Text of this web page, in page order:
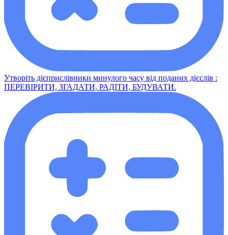
Утворіть дієприслівники минулого часу від поданих дієслів :
ПЕРЕВІРИТИ, ЗГАДАТИ, РАДІТИ, БУДУВАТИ.​